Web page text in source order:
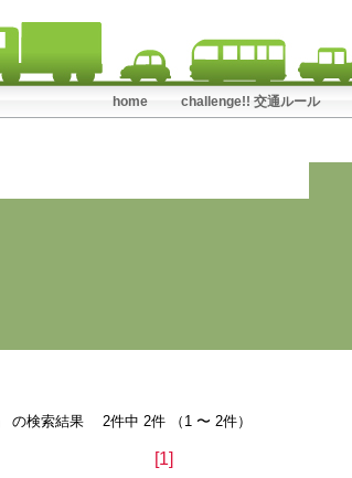
home challenge!! 交通ルール
の検索結果 2件中 2件 （1 〜 2件）
[1]